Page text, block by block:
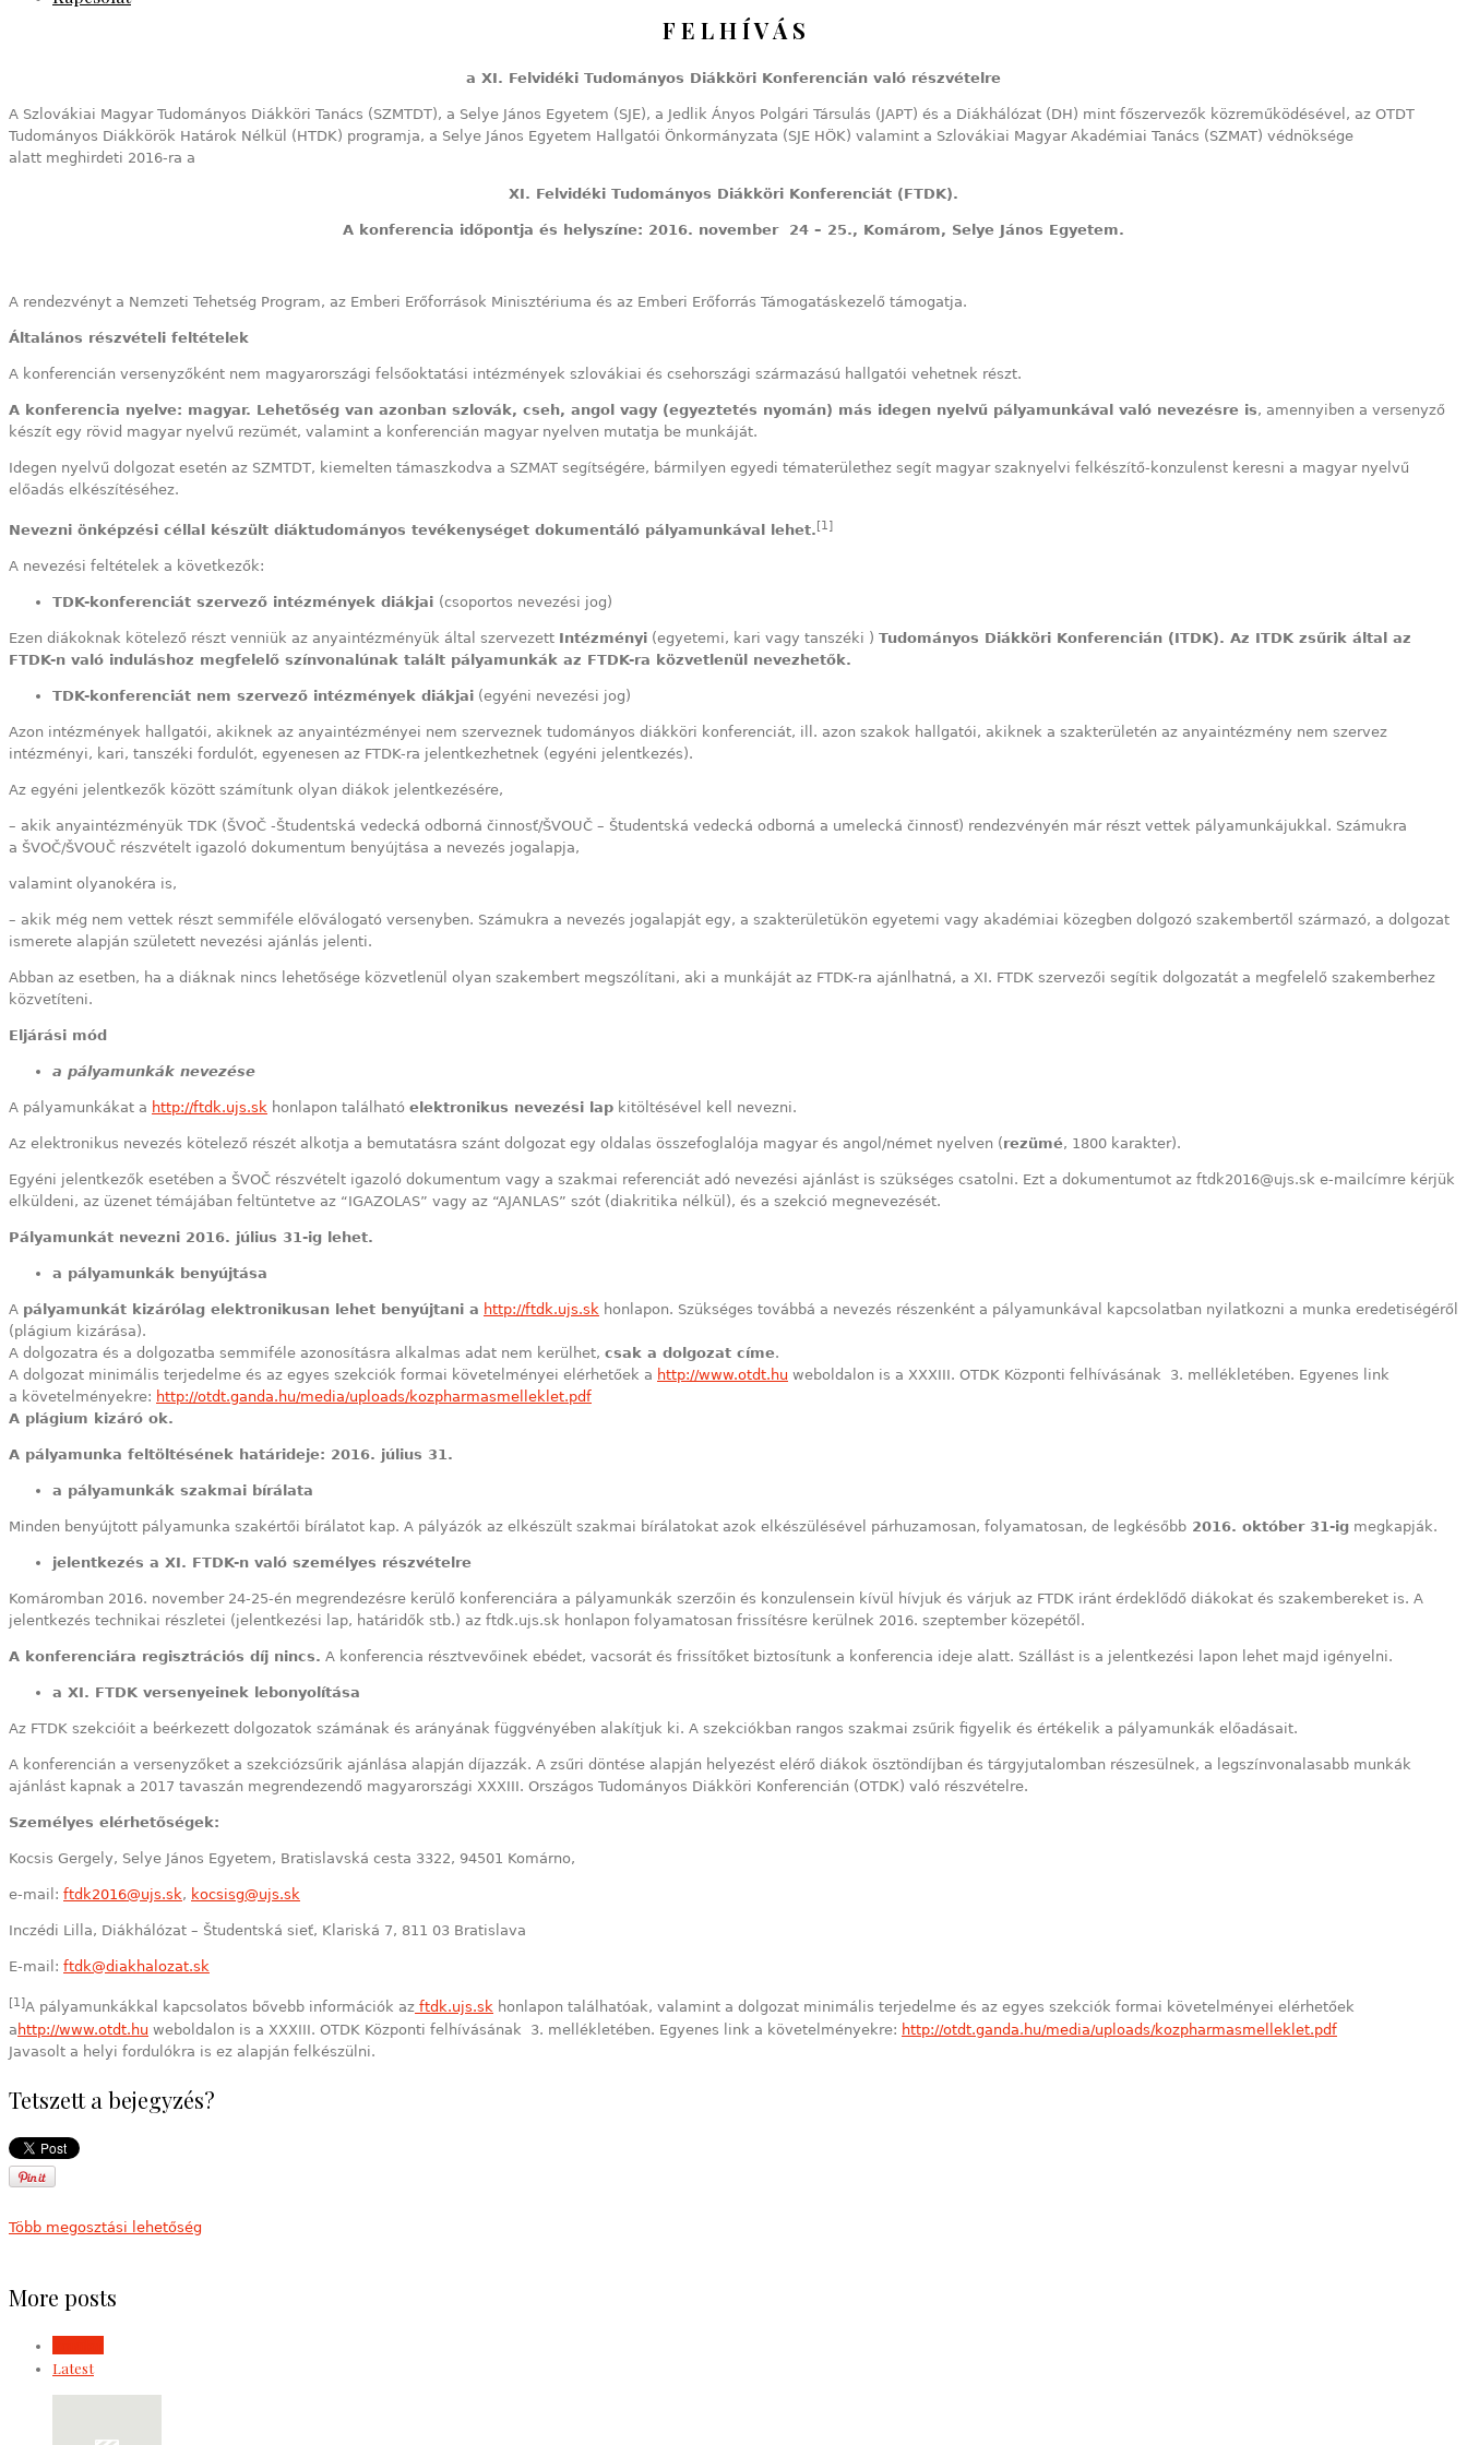
F E L H Í V Á S
a XI. Felvidéki Tudományos Diákköri Konferencián való részvételre
A Szlovákiai Magyar Tudományos Diákköri Tanács (SZMTDT), a Selye János Egyetem (SJE), a Jedlik Ányos Polgári Társulás (JAPT) és a Diákhálózat (DH) mint főszervezők közreműködésével, az OTDT
Tudományos Diákkörök Határok Nélkül (HTDK) programja, a Selye János Egyetem Hallgatói Önkormányzata (SJE HÖK) valamint a Szlovákiai Magyar Akadémiai Tanács (SZMAT) védnöksége
alatt meghirdeti 2016-ra a
XI. Felvidéki Tudományos Diákköri Konferenciát (FTDK).
A konferencia időpontja és helyszíne: 2016. november 24 – 25., Komárom, Selye János Egyetem.
A rendezvényt a Nemzeti Tehetség Program, az Emberi Erőforrások Minisztériuma és az Emberi Erőforrás Támogatáskezelő támogatja.
Általános részvételi feltételek
A konferencián versenyzőként nem magyarországi felsőoktatási intézmények szlovákiai és csehországi származású hallgatói vehetnek részt.
A konferencia nyelve: magyar. Lehetőség van azonban szlovák, cseh, angol vagy (egyeztetés nyomán) más idegen nyelvű pályamunkával való nevezésre is, amennyiben a versenyző
készít egy rövid magyar nyelvű rezümét, valamint a konferencián magyar nyelven mutatja be munkáját.
Idegen nyelvű dolgozat esetén az SZMTDT, kiemelten támaszkodva a SZMAT segítségére, bármilyen egyedi tématerülethez segít magyar szaknyelvi felkészítő-konzulenst keresni a magyar nyelvű
előadás elkészítéséhez.
Nevezni önképzési céllal készült diáktudományos tevékenységet dokumentáló pályamunkával lehet. [1]
A nevezési feltételek a következők:
TDK-konferenciát szervező intézmények diákjai (csoportos nevezési jog)
Ezen diákoknak kötelező részt venniük az anyaintézményük által szervezett Intézményi (egyetemi, kari vagy tanszéki ) Tudományos Diákköri Konferencián (ITDK). Az ITDK zsűrik által az
FTDK-n való induláshoz megfelelő színvonalúnak talált pályamunkák az FTDK-ra közvetlenül nevezhetők.
TDK-konferenciát nem szervező intézmények diákjai (egyéni nevezési jog)
Azon intézmények hallgatói, akiknek az anyaintézményei nem szerveznek tudományos diákköri konferenciát, ill. azon szakok hallgatói, akiknek a szakterületén az anyaintézmény nem szervez
intézményi, kari, tanszéki fordulót, egyenesen az FTDK-ra jelentkezhetnek (egyéni jelentkezés).
Az egyéni jelentkezők között számítunk olyan diákok jelentkezésére,
– akik anyaintézményük TDK (ŠVOČ -Študentská vedecká odborná činnosť/ŠVOUČ – Študentská vedecká odborná a umelecká činnosť) rendezvényén már részt vettek pályamunkájukkal. Számukra
a ŠVOČ/ŠVOUČ részvételt igazoló dokumentum benyújtása a nevezés jogalapja,
valamint olyanokéra is,
– akik még nem vettek részt semmiféle előválogató versenyben. Számukra a nevezés jogalapját egy, a szakterületükön egyetemi vagy akadémiai közegben dolgozó szakembertől származó, a dolgozat
ismerete alapján született nevezési ajánlás jelenti.
Abban az esetben, ha a diáknak nincs lehetősége közvetlenül olyan szakembert megszólítani, aki a munkáját az FTDK-ra ajánlhatná, a XI. FTDK szervezői segítik dolgozatát a megfelelő szakemberhez
közvetíteni.
Eljárási mód
a pályamunkák nevezése
A pályamunkákat a http://ftdk.ujs.sk honlapon található elektronikus nevezési lap kitöltésével kell nevezni.
Az elektronikus nevezés kötelező részét alkotja a bemutatásra szánt dolgozat egy oldalas összefoglalója magyar és angol/német nyelven (rezümé, 1800 karakter).
Egyéni jelentkezők esetében a ŠVOČ részvételt igazoló dokumentum vagy a szakmai referenciát adó nevezési ajánlást is szükséges csatolni. Ezt a dokumentumot az ftdk2016@ujs.sk e-mailcímre kérjük
elküldeni, az üzenet témájában feltüntetve az “IGAZOLAS” vagy az “AJANLAS” szót (diakritika nélkül), és a szekció megnevezését.
Pályamunkát nevezni 2016. július 31-ig lehet.
a pályamunkák benyújtása
A pályamunkát kizárólag elektronikusan lehet benyújtani a http://ftdk.ujs.sk honlapon. Szükséges továbbá a nevezés részenként a pályamunkával kapcsolatban nyilatkozni a munka eredetiségéről
(plágium kizárása).
A dolgozatra és a dolgozatba semmiféle azonosításra alkalmas adat nem kerülhet, csak a dolgozat címe.
A dolgozat minimális terjedelme és az egyes szekciók formai követelményei elérhetőek a http://www.otdt.hu weboldalon is a XXXIII. OTDK Központi felhívásának 3. mellékletében. Egyenes link
a követelményekre: http://otdt.ganda.hu/media/uploads/kozpharmasmelleklet.pdf
A plágium kizáró ok.
A pályamunka feltöltésének határideje: 2016. július 31.
a pályamunkák szakmai bírálata
Minden benyújtott pályamunka szakértői bírálatot kap. A pályázók az elkészült szakmai bírálatokat azok elkészülésével párhuzamosan, folyamatosan, de legkésőbb 2016. október 31-ig megkapják.
jelentkezés a XI. FTDK-n való személyes részvételre
Komáromban 2016. november 24-25-én megrendezésre kerülő konferenciára a pályamunkák szerzőin és konzulensein kívül hívjuk és várjuk az FTDK iránt érdeklődő diákokat és szakembereket is. A
jelentkezés technikai részletei (jelentkezési lap, határidők stb.) az ftdk.ujs.sk honlapon folyamatosan frissítésre kerülnek 2016. szeptember közepétől.
A konferenciára regisztrációs díj nincs. A konferencia résztvevőinek ebédet, vacsorát és frissítőket biztosítunk a konferencia ideje alatt. Szállást is a jelentkezési lapon lehet majd igényelni.
a XI. FTDK versenyeinek lebonyolítása
Az FTDK szekcióit a beérkezett dolgozatok számának és arányának függvényében alakítjuk ki. A szekciókban rangos szakmai zsűrik figyelik és értékelik a pályamunkák előadásait.
A konferencián a versenyzőket a szekciózsűrik ajánlása alapján díjazzák. A zsűri döntése alapján helyezést elérő diákok ösztöndíjban és tárgyjutalomban részesülnek, a legszínvonalasabb munkák
ajánlást kapnak a 2017 tavaszán megrendezendő magyarországi XXXIII. Országos Tudományos Diákköri Konferencián (OTDK) való részvételre.
Személyes elérhetőségek:
Kocsis Gergely, Selye János Egyetem, Bratislavská cesta 3322, 94501 Komárno,
e-mail: ftdk2016@ujs.sk, kocsisg@ujs.sk
Inczédi Lilla, Diákhálózat – Študentská sieť, Klariská 7, 811 03 Bratislava
E-mail: ftdk@diakhalozat.sk
[1]A pályamunkákkal kapcsolatos bővebb információk az ftdk.ujs.sk honlapon találhatóak, valamint a dolgozat minimális terjedelme és az egyes szekciók formai követelményei elérhetőek
a http://www.otdt.hu weboldalon is a XXXIII. OTDK Központi felhívásának 3. mellékletében. Egyenes link a követelményekre: http://otdt.ganda.hu/media/uploads/kozpharmasmelleklet.pdf
Javasolt a helyi fordulókra is ez alapján felkészülni.
Tetszett a bejegyzés?
Több megosztási lehetőség
More posts
Latest